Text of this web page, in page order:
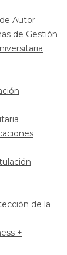
Autor
de Gestión
de la
+